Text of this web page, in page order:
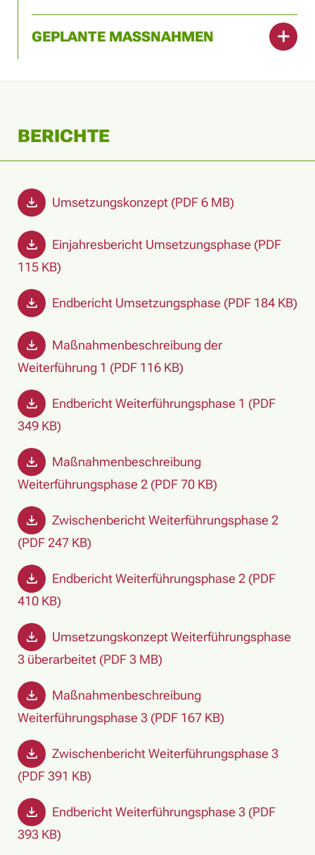
GEPLANTE MASSNAHMEN
BERICHTE
Umsetzungskonzept (PDF 6 MB)
Einjahresbericht Umsetzungsphase (PDF
115 KB)
Endbericht Umsetzungsphase (PDF 184 KB)
Maßnahmenbeschreibung der
Weiterführung 1 (PDF 116 KB)
Endbericht Weiterführungsphase 1 (PDF
349 KB)
Maßnahmenbeschreibung
Weiterführungsphase 2 (PDF 70 KB)
Zwischenbericht Weiterführungsphase 2
(PDF 247 KB)
Endbericht Weiterführungsphase 2 (PDF
410 KB)
Umsetzungskonzept Weiterführungsphase
3 überarbeitet (PDF 3 MB)
Maßnahmenbeschreibung
Weiterführungsphase 3 (PDF 167 KB)
Zwischenbericht Weiterführungsphase 3
(PDF 391 KB)
Endbericht Weiterführungsphase 3 (PDF
393 KB)